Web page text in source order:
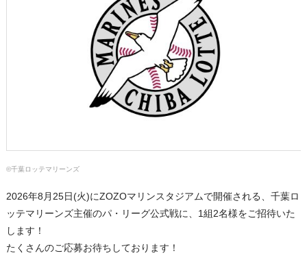
©千葉ロッテマリーンズ
2026年8月25日(火)にZOZOマリンスタジアムで開催される、千葉ロ
ッテマリーンズ主催のパ・リーグ公式戦に、1組2名様をご招待いた
します！
たくさんのご応募お待ちしております！